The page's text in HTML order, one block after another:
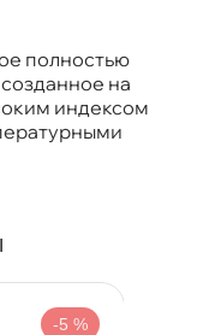
полностью
на
индексом
-5 %